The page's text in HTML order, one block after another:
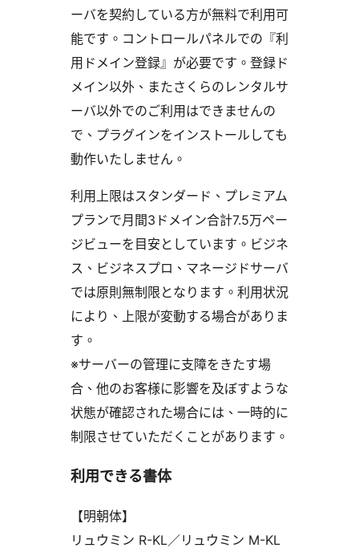
ーバを契約している方が無料で利用可
能です。コントロールパネルでの『利
用ドメイン登録』が必要です。登録ド
メイン以外、またさくらのレンタルサ
ーバ以外でのご利用はできませんの
で、プラグインをインストールしても
動作いたしません。
利用上限はスタンダード、プレミアム
プランで月間3ドメイン合計7.5万ペー
ジビューを目安としています。ビジネ
ス、ビジネスプロ、マネージドサーバ
では原則無制限となります。利用状況
により、上限が変動する場合がありま
す。
※サーバーの管理に支障をきたす場
合、他のお客様に影響を及ぼすような
状態が確認された場合には、一時的に
制限させていただくことがあります。
利用できる書体
【明朝体】
リュウミン R-KL／リュウミン M-KL